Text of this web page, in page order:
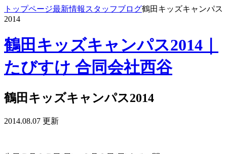
トップページ最新情報 スタッフブログ鶴田キッズキャンパス
2014
鶴田キッズキャンパス2014｜
たびすけ 合同会社西谷
鶴田キッズキャンパス2014
2014.08.07 更新